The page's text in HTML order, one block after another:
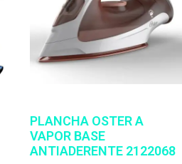
PLANCHA OSTER A
VAPOR BASE
ANTIADERENTE 2122068